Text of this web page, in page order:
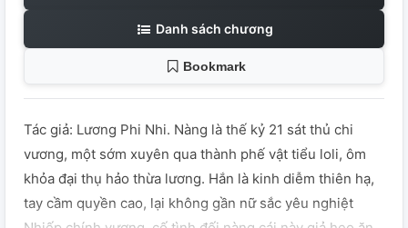
Danh sách chương
Bookmark
Tác giả: Lương Phi Nhi. Nàng là thế kỷ 21 sát thủ chi
vương, một sớm xuyên qua thành phế vật tiểu loli, ôm
khỏa đại thụ hảo thừa lương. Hắn là kinh diễm thiên hạ,
tay cầm quyền cao, lại không gần nữ sắc yêu nghiệt